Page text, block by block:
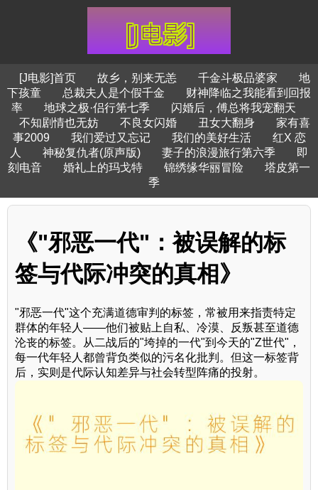
[J电影]首页 故乡，别来无恙 千金斗极品婆家
地
下孩童
总裁夫人是个假千金
财神降临之我能看到回报
率
地球之极·侣行第七季
闪婚后，傅总将我宠翻天
不知剧情也无妨
不良女闪婚 丑女大翻身
家有喜
事2009
我们爱过又忘记 我们的美好生活
红X 恋
人
神秘复仇者(原声版) 妻子的浪漫旅行第六季
即
刻电音
婚礼上的玛戈特 锦绣缘华丽冒险
塔皮第一
季
《"邪恶一代"：被误解的标
签与代际冲突的真相》
"邪恶一代"这个充满道德审判的标签，常被用来指责特定
群体的年轻人——他们被贴上自私、冷漠、反叛甚至道德
沦丧的标签。从二战后的"垮掉的一代"到今天的"Z世代"，
每一代年轻人都曾背负类似的污名化批判。但这一标签背
后，实则是代际认知差异与社会转型阵痛的投射。